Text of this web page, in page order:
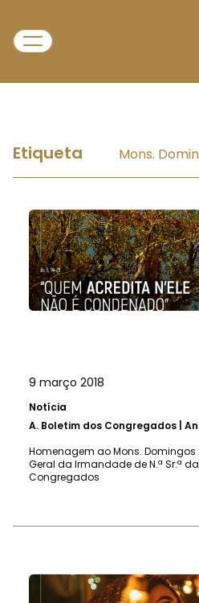
Etiqueta Mons.
9 março 2018
Notícia
A. Boletim dos Congregados |
Homenagem ao Mons. Domingos
Geral da Irmandade de N.ª Sr:ª
Congregados